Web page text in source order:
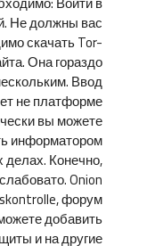
Не должны вас
скачать Tor-
Она гораздо
Ввод
не платформе
вы можете
информатором
Конечно,
Onion
форум
добавить
и на другие